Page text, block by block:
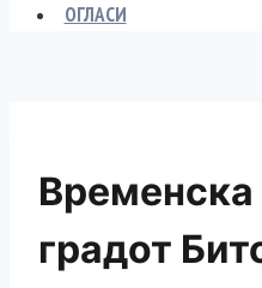
ОГЛАСИ
Временска
градот